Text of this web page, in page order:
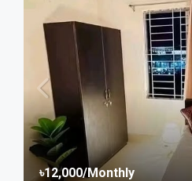
৳12,000/Monthly